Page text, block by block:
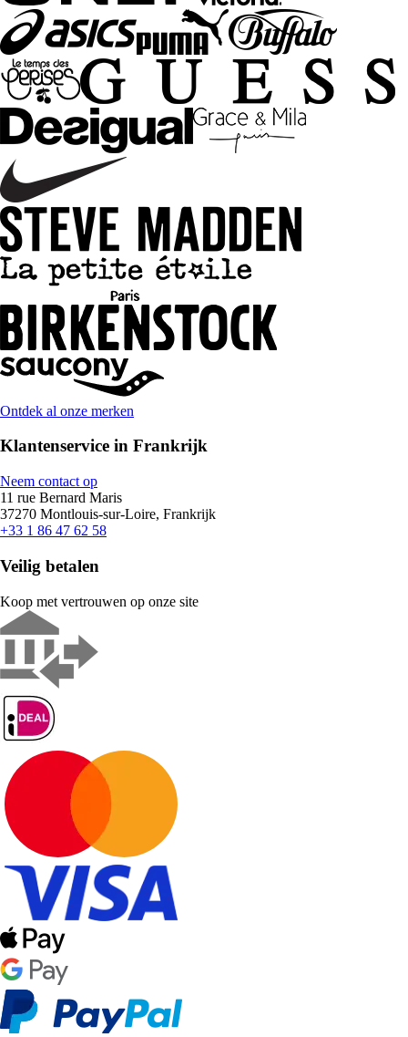
Ontdek al onze merken
Klantenservice in Frankrijk
Neem contact op
11 rue Bernard Maris
37270 Montlouis-sur-Loire, Frankrijk
+33 1 86 47 62 58
Veilig betalen
Koop met vertrouwen op onze site